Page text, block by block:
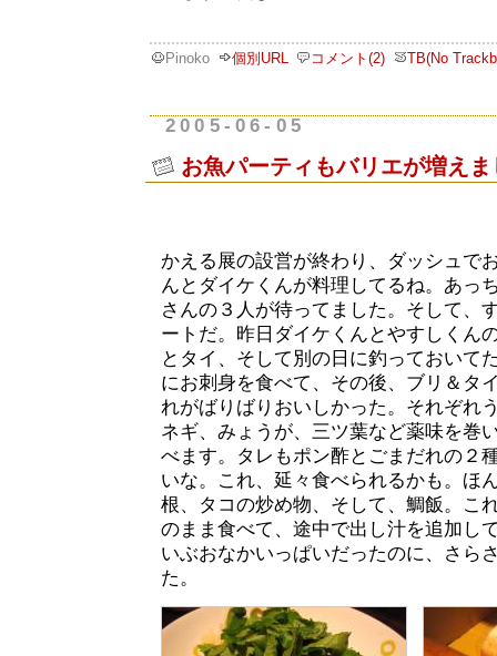
Pinoko 個別URL コメント(2) TB(No
2005-06-05
お魚パーティもバリエが増え
かえる展の設営が終わり、ダッシュで
んとダイケくんが料理してるね。あっ
さんの３人が待ってました。そして、
ートだ。昨日ダイケくんとやすしくん
とタイ、そして別の日に釣っておいて
にお刺身を食べて、その後、ブリ＆タ
れがばりばりおいしかった。それぞれ
ネギ、みょうが、三ツ葉など薬味を巻
べます。タレもポン酢とごまだれの２
いな。これ、延々食べられるかも。ほ
根、タコの炒め物、そして、鯛飯。こ
のまま食べて、途中で出し汁を追加し
いぶおなかいっぱいだったのに、さら
た。